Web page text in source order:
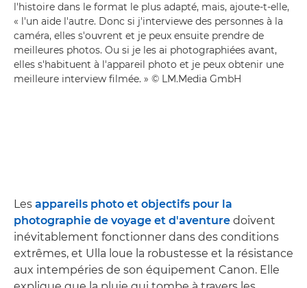
l'histoire dans le format le plus adapté, mais, ajoute-t-elle,
« l'un aide l'autre. Donc si j'interviewe des personnes à la
caméra, elles s'ouvrent et je peux ensuite prendre de
meilleures photos. Ou si je les ai photographiées avant,
elles s'habituent à l'appareil photo et je peux obtenir une
meilleure interview filmée. » © LM.Media GmbH
Les appareils photo et objectifs pour la
photographie de voyage et d'aventure doivent
inévitablement fonctionner dans des conditions
extrêmes, et Ulla loue la robustesse et la résistance
aux intempéries de son équipement Canon. Elle